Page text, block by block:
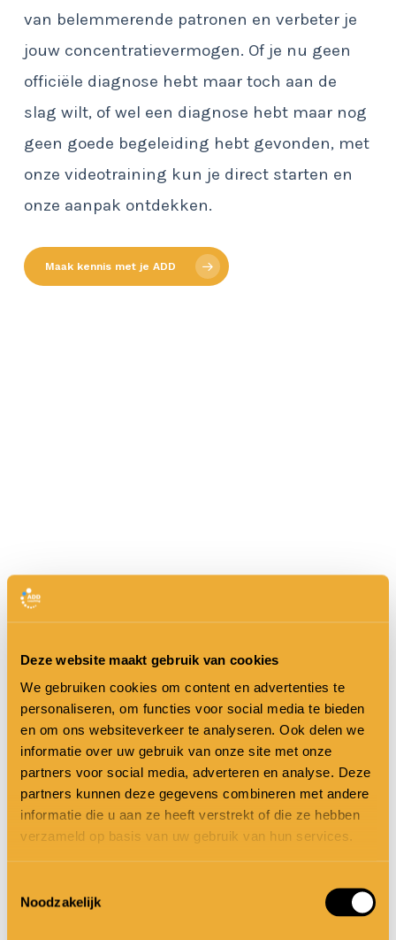
Deze website maakt gebruik van cookies
We gebruiken cookies om content en advertenties te
personaliseren, om functies voor social media te bieden
en om ons websiteverkeer te analyseren. Ook delen we
informatie over uw gebruik van onze site met onze
partners voor social media, adverteren en analyse. Deze
partners kunnen deze gegevens combineren met andere
informatie die u aan ze heeft verstrekt of die ze hebben
verzameld op basis van uw gebruik van hun services.
Noodzakelijk
van belemmerende patronen en verbeter je
jouw concentratievermogen. Of je nu geen
officiële diagnose hebt maar toch aan de
slag wilt, of wel een diagnose hebt maar nog
geen goede begeleiding hebt gevonden, met
onze videotraining kun je direct starten en
onze aanpak ontdekken.
Maak kennis met je ADD
De ADD Formule
effectiviteit in je leven te brengen. Margo
deelt inzichten over ADD die je altijd al had
willen begrijpen. Wekelijks ontvang je een
nieuwe les rechtstreeks in je inbox,
daarnaast kun je maandelijks deelnemen
aan de Lunch & Learn sessies, waarin je
Margo persoonlijk al je vragen kunt stellen.